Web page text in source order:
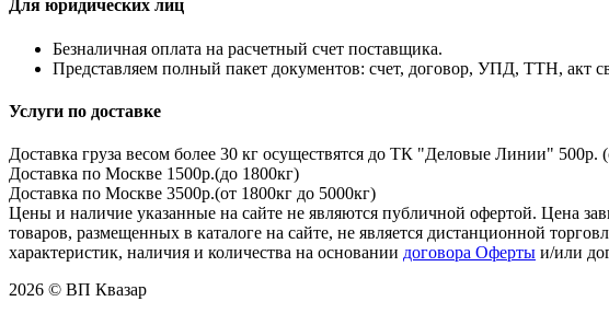
Для юридических лиц
Безналичная оплата на расчетный счет поставщика.
Представляем полный пакет документов: счет, договор, УПД, ТТН, акт
Услуги по доставке
Доставка груза весом более 30 кг осуществятся до ТК "Деловые Линии" 500р.
Доставка по Москве 1500р.(до 1800кг)
Доставка по Москве 3500р.(от 1800кг до 5000кг)
Цены и наличие указанные на сайте не являются публичной офертой. Цена
товаров, размещенных в каталоге на сайте, не является дистанционной
характеристик, наличия и количества на основании договора Оферты и/или
2026 © ВП Квазар